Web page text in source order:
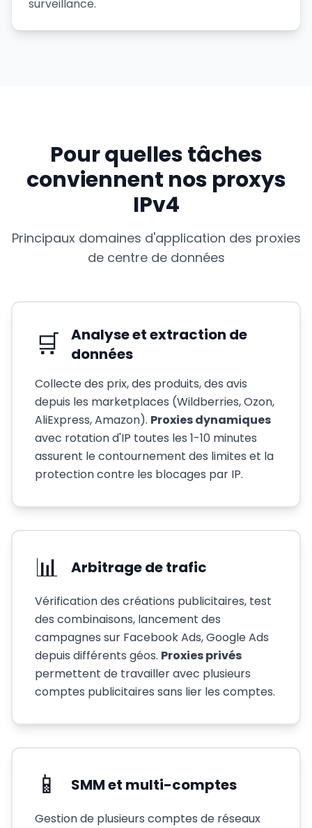
surveillance.
Pour quelles tâches
conviennent nos proxys
IPv4
Principaux domaines d'application des proxies
de centre de données
🛒
Analyse et extraction de
données
Collecte des prix, des produits, des avis
depuis les marketplaces (Wildberries, Ozon,
AliExpress, Amazon). Proxies dynamiques
avec rotation d'IP toutes les 1-10 minutes
assurent le contournement des limites et la
protection contre les blocages par IP.
📊 Arbitrage de trafic
Vérification des créations publicitaires, test
des combinaisons, lancement des
campagnes sur Facebook Ads, Google Ads
depuis différents géos. Proxies privés
permettent de travailler avec plusieurs
comptes publicitaires sans lier les comptes.
📱 SMM et multi-comptes
Gestion de plusieurs comptes de réseaux